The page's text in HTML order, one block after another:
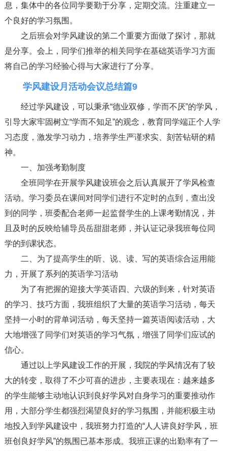
息，集体中的各位同学要勤于分享，定期交流。注重建立一
个良好的学习氛围。
之后班会对学风建设的第二个重要方面做了探讨，那就
是分享。会上，同学们推举的相关同学在基础英语学习方面
将自己的学习经验心得与大家进行了分享。
学风建设月活动会议总结篇9
经过学风建设，可以秉承“德业双修，学而不厌”的学风，
引导大家牢固树立“学而不知足”的观念，教育同学端正个人学
习态度，激发学习动力，培养学生严谨求实、刻苦钻研的精
神。
一、加强考勤制度
全班同学在开展学风建设班会之后认真展开了学风检查
活动。学习委员在课间对同学们进行不定时的点到，查出没
到的同学，班委配合老师一起监督学生的上课考勤情况，并
且及时的反映给辅导员岳甜甜老师，并认证记录我班每位同
学的到课状态。
二、为了提高学生的听、说、读、写的英语综合运用能
力，开展了系列的英语学习活动
为了有把握的迎接大学英语四、六级的到来，针对英语
的学习、技巧方面，我班组织了大量的英语学习活动，每天
坚持一小时的背单词活动，每天坚持一篇英语阅读活动，大
大地增强了同学们对英语的学习气氛，增强了同学们应试的
信心。
通过以上学风建设工作的开展，我院的学风情况有了较
大的转变，取得了不少可喜的进步，主要表现在：越来越多
的学生能够主动地认识到良好学风对自身学习的重要推动作
用，大部分学生都强烈渴望良好的学习氛围，并能积极主动
地投入到学风建设中，我班努力打造的“人人讲良好学风，班
班创良好学风”的氛围已基本形成。我班正课的出勤率有了一